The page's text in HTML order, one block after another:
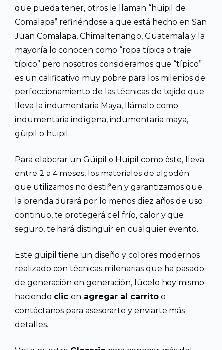
que pueda tener, otros le llaman “huipil de
Comalapa” refiriéndose a que está hecho en San
Juan Comalapa, Chimaltenango, Guatemala y la
mayoría lo conocen como “ropa típica o traje
típico” pero nosotros consideramos que “típico”
es un calificativo muy pobre para los milenios de
perfeccionamiento de las técnicas de tejido que
lleva la indumentaria Maya, llámalo como:
indumentaria indígena, indumentaria maya,
güipil o huipil.
Para elaborar un Güipil o Huipil como éste, lleva
entre 2 a 4 meses, los materiales de algodón
que utilizamos no destiñen y garantizamos que
la prenda durará por lo menos diez años de uso
continuo, te protegerá del frío, calor y que
seguro, te hará distinguir en cualquier evento.
Este güipil tiene un diseño y colores modernos
realizado con técnicas milenarias que ha pasado
de generación en generación, lúcelo hoy mismo
haciendo clic en agregar al carrito o
contáctanos para asesorarte y enviarte más
detalles.